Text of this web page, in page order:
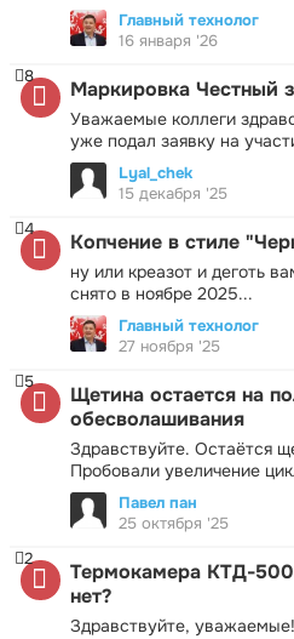
Главный технолог
16 января '26
Маркировка Честный
Уважаемые коллеги
уже подал заявку на
8
Lyal_chek
15 декабря '25
Копчение в стиле
ну или креазот и деготь
снято в ноябре 2025...
4
Главный технолог
27 ноября '25
Щетина остается на
обесволашивания
Здравствуйте. Остаётся
Пробовали увеличение
5
Павел пан
25 октября '25
Термокамера КТД-
нет?
Здравствуйте,
2